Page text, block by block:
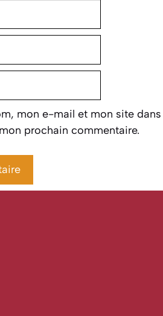
mon e-mail et mon site dans
prochain commentaire.